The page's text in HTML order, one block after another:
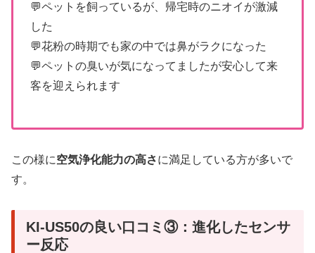
💬ペットを飼っているが、帰宅時のニオイが激減
した
💬花粉の時期でも家の中では鼻がラクになった
💬ペットの臭いが気になってましたが安心して来
客を迎えられます
この様に空気浄化能力の高さに満足している方が多いで
す。
KI-US50の良い口コミ③：進化したセンサ
ー反応